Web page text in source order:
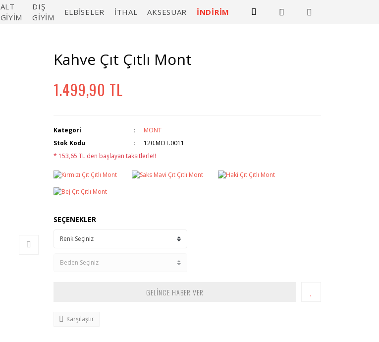
ALT
GİYİM
DIŞ
GİYİM
ELBİSELER İTHAL AKSESUAR İNDİRİM
Kahve Çıt Çıtlı Mont
1.499,90 TL
Kategori
MONT
Stok Kodu
120.MOT.0011
* 153,65 TL den başlayan taksitlerle!!
SEÇENEKLER
GELİNCE HABER VER
Karşılaştır